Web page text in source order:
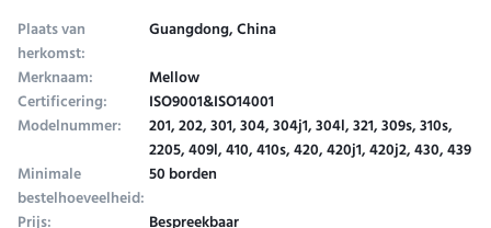
Plaats van
herkomst:
Guangdong, China
Merknaam:
Mellow
Certificering: ISO9001&ISO14001
Modelnummer: 201, 202, 301, 304, 304j1, 304l, 321, 309s, 310s,
2205, 409l, 410, 410s, 420, 420j1, 420j2, 430, 439
Minimale
bestelhoeveelheid:
50 borden